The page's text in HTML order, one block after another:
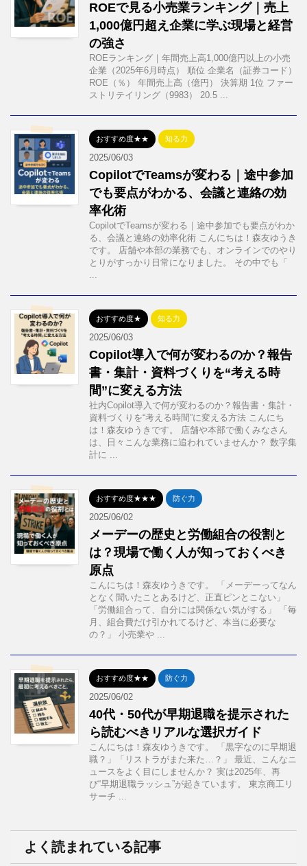
ROEで見る小売業ランキング｜売上
1,000億円超え企業に学ぶ現場と経営
の強さ
ROEランキング｜年間売上高1,000億円以上の小売
企業（2025年6月時点） 順位 企業名（証券コード）
ROE（％） 年間売上高（億円） 決算期 1位 ファー
ストリテイリング（9983） 20.5 ...
おすすめ度★★ 知る力
2025/06/03
CopilotでTeamsが変わる｜途中参加
でも要点がわかる、会議と連絡の効
率化術
CopilotでTeamsが変わる｜途中参加でも要点がわか
る、会議と連絡の効率化術 こんにちは！森友ゆうき
です。 店舗や本部の業務でも、オンラインでのやり
とりがすっかり日常になりました。 その中でも「
...
おすすめ度★ 知る力
2025/06/03
Copilot導入で何が変わるのか？報告
書・集計・資料づくりを“考える時
間”に変える方法
社内Copilot導入で何が変わるのか？報告書・集計・
資料づくりを“考える時間”に変える方法 こんにち
は！森友ゆうきです。 店舗や本部で働くみなさん
は、日々こんな業務に追われていませんか？ 数字集
計に ...
おすすめ度★★★ 防ぐ力
2025/06/02
メーデーの歴史と労働組合の役割と
は？現場で働く人が知っておくべき
原点
こんにちは！森友ゆうきです。 「メーデーってなん
となく聞いたことあるけど、正直ピンとこない」
「労働組合って、自分には関係ない気がする」 「毎
月、組合費だけ引かれてるけど、本当に必要な
の？」 小売業や ...
おすすめ度★★ 防ぐ力
2025/06/02
40代・50代が早期退職を提示された
ら読むべきリアルな選択ガイド
こんにちは！森友ゆうきです。 「黒字なのに早期退
職？」「リストラがまた来た…？」 最近、こんなニ
ュースをよく目にしませんか？ 実は2025年、再
び“早期退職ラッシュ”が起きています。 東京商工リ
サーチ ...
よく読まれている記事